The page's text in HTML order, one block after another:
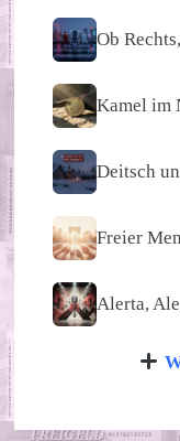
Ob
Kamel im
Deitsch
Freier
Alerta,